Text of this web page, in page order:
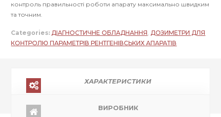
контроль правильності роботи апарату максимально швидким
та точним.
Categories: ДІАГНОСТИЧНЕ ОБЛАДНАННЯ,ДОЗИМЕТРИ ДЛЯ
КОНТРОЛЮ ПАРАМЕТРІВ РЕНТГЕНІВСЬКИХ АПАРАТІВ
ХАРАКТЕРИСТИКИ
ВИРОБНИК